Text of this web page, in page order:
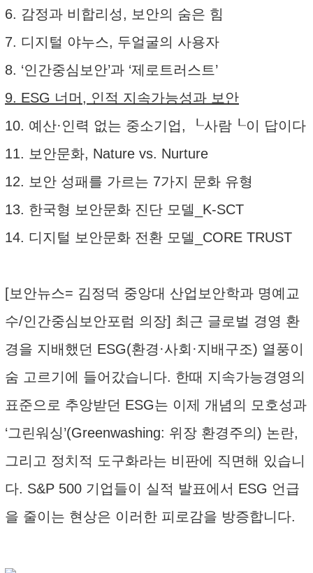
6. 감정과 비합리성, 보안의 숨은 힘
7. 디지털 야누스, 두얼굴의 사용자
8. ‘인간중심보안’과 ‘제로트러스트’
9. ESG 너머, 인적 지속가능성과 보안
10. 예산·인력 없는 중소기업, ┖사람┖이 답이다
11. 보안문화, Nature vs. Nurture
12. 보안 성패를 가르는 7가지 문화 유형
13. 한국형 보안문화 진단 모델_K-SCT
14. 디지털 보안문화 전환 모델_CORE TRUST
[보안뉴스= 김정덕 중앙대 산업보안학과 명예교
수/인간중심보안포럼 의장] 최근 글로벌 경영 환
경을 지배했던 ESG(환경·사회·지배구조) 열풍이
숨 고르기에 들어갔습니다. 한때 지속가능경영의
표준으로 추앙받던 ESG는 이제 개념의 모호성과
‘그린워싱’(Greenwashing: 위장 환경주의) 논란,
그리고 정치적 도구화라는 비판에 직면해 있습니
다. S&P 500 기업들이 실적 발표에서 ESG 언급
을 줄이는 현상은 이러한 피로감을 방증합니다.